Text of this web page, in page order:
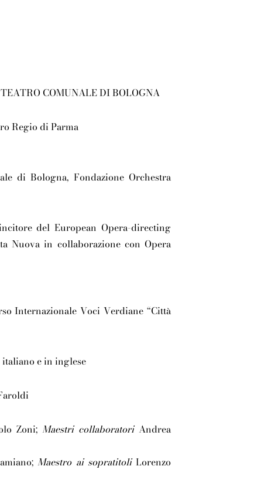
COMUNALE DI BOLOGNA
Regio di Parma
di Bologna, Fondazione Orchestra
del European Opera-directing
Nuova in collaborazione con Opera
Internazionale Voci Verdiane “Città
e in inglese
Zoni; Maestri collaboratoriAndrea
Maestro ai sopratitoli Lorenzo